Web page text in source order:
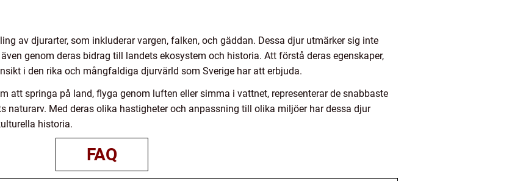
av djurarter, som inkluderar vargen, falken, och gäddan. Dessa djur utmärker sig inte
genom deras bidrag till landets ekosystem och historia. Att förstå deras egenskaper,
i den rika och mångfaldiga djurvärld som Sverige har att erbjuda.
att springa på land, flyga genom luften eller simma i vattnet, representerar de snabbaste
naturarv. Med deras olika hastigheter och anpassning till olika miljöer har dessa djur
historia.
FAQ